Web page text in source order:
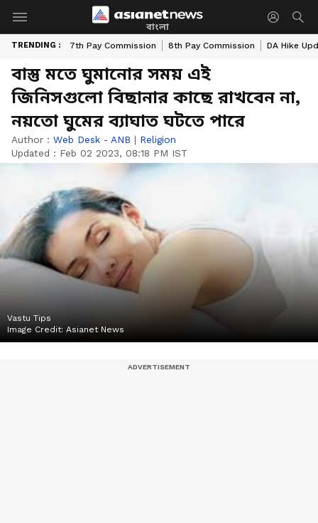
বাংলা
TRENDING : 7th Pay Commission 8th Pay Commission DA Hike
বাস্তু মতে ঘুমানোর সময় এই
জিনিসগুলো বিছানার কাছে রাখবেন না,
নয়তো ঘুমের ব্যাঘাত ঘটতে পারে
Author : Web Desk - ANB | Religion
Updated : Feb 02 2023, 08:18 PM IST
Vastu Tips
Image Credit: Asianet News